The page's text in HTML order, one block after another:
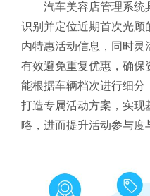
汽车美容店管理系统
识别并定位近期首次光顾
内特惠活动信息，同时灵
有效避免重复优惠，确保
能根据车辆档次进行细分
打造专属活动方案，实现
略，进而提升活动参与度